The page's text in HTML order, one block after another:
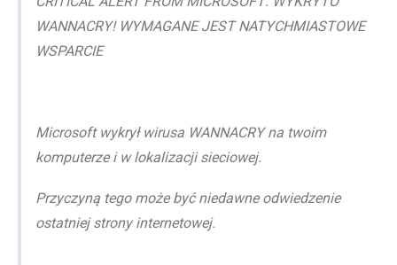
WANNACRY! WYMAGANE JEST NATYCHMIASTOWE
WSPARCIE
Microsoft wykrył wirusa WANNACRY na twoim
komputerze i w lokalizacji sieciowej.
Przyczyną tego może być niedawne odwiedzenie
ostatniej strony internetowej.